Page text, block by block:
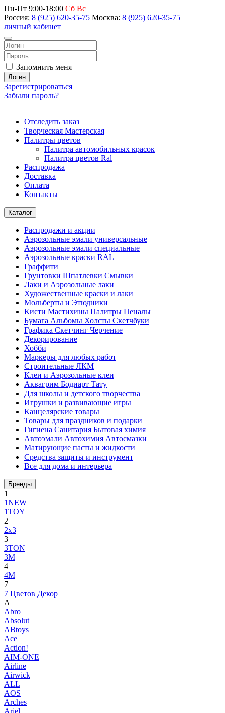
Пн-Пт 9:00-18:00 Сб Вс
Россия: 8 (925) 620-35-75 Москва: 8 (925) 620-35-75
личный кабинет
Запомнить меня
Логин
Зарегистрироваться
Забыли пароль?
Отследить заказ
Творческая Мастерская
Палитры цветов
Палитра автомобильных красок
Палитра цветов Ral
Распродажа
Доставка
Оплата
Контакты
Каталог
Распродажи и акции
Аэрозольные эмали универсальные
Аэрозольные эмали специальные
Аэрозольные краски RAL
Граффити
Грунтовки Шпатлевки Смывки
Лаки и Аэрозольные лаки
Художественные краски и лаки
Мольберты и Этюдники
Кисти Мастихины Палитры Пеналы
Бумага Альбомы Холсты Скетчбуки
Графика Скетчинг Черчение
Декорирование
Хобби
Маркеры для любых работ
Строительные ЛКМ
Клеи и Аэрозольные клеи
Аквагрим Бодиарт Тату
Для школы и детского творчества
Игрушки и развивающие игры
Канцелярские товары
Товары для праздников и подарки
Гигиена Санитария Бытовая химия
Автоэмали Автохимия Автосмазки
Матирующие пасты и жидкости
Средства защиты и инструмент
Все для дома и интерьера
Бренды
1
1NEW
1TOY
2
2x3
3
3TON
3М
4
4M
7
7 Цветов Декор
A
Abro
Absolut
ABtoys
Ace
Action!
AIM-ONE
Airline
Airwick
ALL
AOS
Arches
Ariel